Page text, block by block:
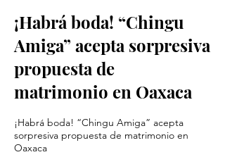
¡Habrá boda! “Chingu
Amiga” acepta sorpresiva
propuesta de
matrimonio en Oaxaca
¡Habrá boda! “Chingu Amiga” acepta
sorpresiva propuesta de matrimonio en
Oaxaca